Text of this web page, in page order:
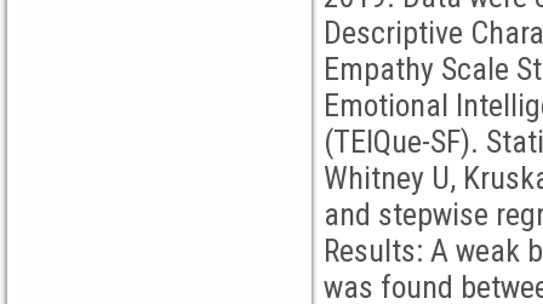
Descriptive
Empathy Scale
Emotional
(TEIQue-SF).
Whitney U,
and stepwise
Results: A weak
was found